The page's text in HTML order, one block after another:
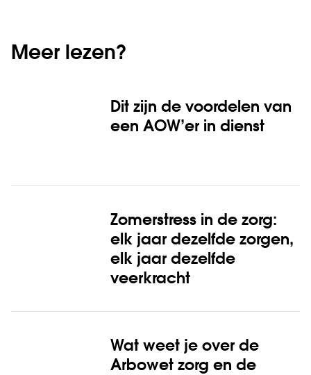
Meer lezen?
Dit zijn de voordelen van
een AOW’er in dienst
Zomerstress in de zorg:
elk jaar dezelfde zorgen,
elk jaar dezelfde
veerkracht
Wat weet je over de
Arbowet zorg en de